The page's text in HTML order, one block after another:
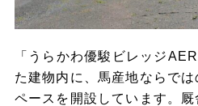
「うらかわ優駿ビレッジ
た建物内に、馬産地ならで
ペースを開設しています。